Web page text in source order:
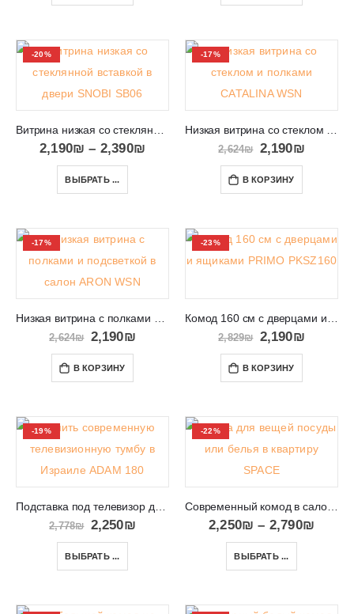
-20%
2,190₪ – 2,390₪
ВЫБРАТЬ ...
-17%
2,624₪ 2,190₪
В КОРЗИНУ
-17%
2,624₪ 2,190₪
В КОРЗИНУ
-23%
2,829₪ 2,190₪
В КОРЗИНУ
-19%
2,778₪ 2,250₪
ВЫБРАТЬ ...
-22%
Современный комод в салон или спальню SPACE
2,250₪ – 2,790₪
ВЫБРАТЬ ...